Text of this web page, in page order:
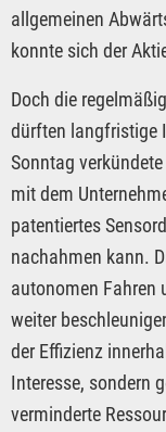
allgemeinen
konnte sich der
Doch die
dürften langfristige
Sonntag
mit dem
patentiertes
nachahmen kann.
autonomen Fahren
weiter
der Effizienz
Interesse, sondern
verminderte